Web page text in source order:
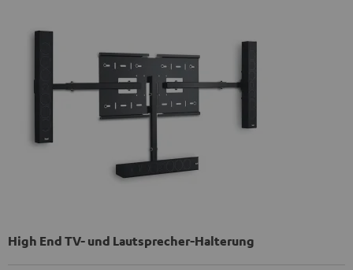
High End TV- und Lautsprecher-Halterung